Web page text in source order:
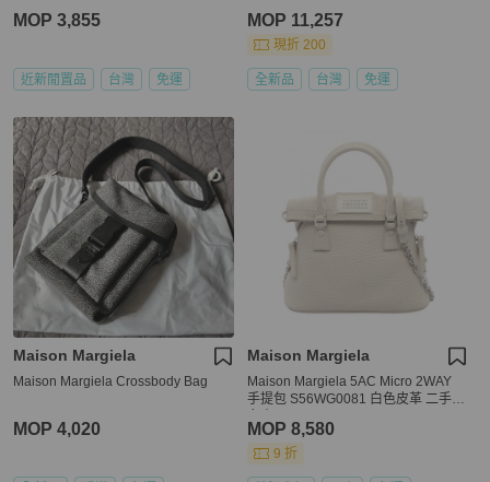
MOP 3,855
近新閒置品 台灣 免運
MOP 11,257
現折 200
全新品 台灣 免運
Maison Margiela
Maison Margiela Crossbody Bag
MOP 4,020
Maison Margiela
Maison Margiela 5AC Micro 2WAY
手提包 S56WG0081 白色皮革 二手
MOP 8,580
9 折